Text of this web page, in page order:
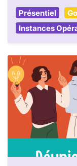
Présentiel
Instances